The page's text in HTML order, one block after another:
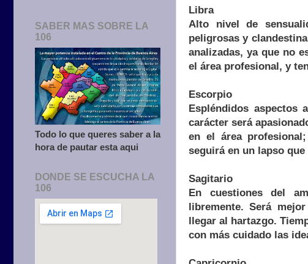
Libra
Alto nivel de
peligrosas y
analizadas, ya que no
el área profesional, y
Escorpio
Espléndidos aspectos
carácter será
en el área
seguirá en un lapso
Sagitario
En cuestiones del
libremente. Será
llegar al hartazgo.
con más cuidado las
SABER MAS SOBRE LA
106
Todo lo que queres saber a la
hora de pautar esta aqui
DONDE SE ESCUCHA LA
106